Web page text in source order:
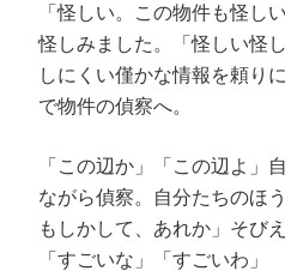
「怪しい。この物件も怪し
怪しみました。「怪しい怪
しにくい僅かな情報を頼り
で物件の偵察へ。
「この辺か」「この辺よ」
ながら偵察。自分たちのほ
もしかして、あれか」そび
「すごいな」「すごいわ」